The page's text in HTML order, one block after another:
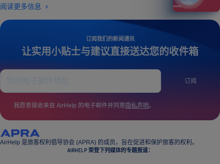
订阅我们的新闻通讯
让实用小贴士与建议直接送达您的收件箱
订阅
我愿意接收来自 AirHelp 的电子邮件并同意 隐私声明。
阅读更多信息
AirHelp 是旅客权利倡导协会 (APRA) 的成员，旨在促进和保护旅客的权利。
AIRHELP 荣登下列媒体的专题报道：